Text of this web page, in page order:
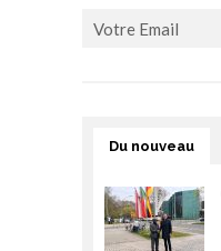
Du nouveau